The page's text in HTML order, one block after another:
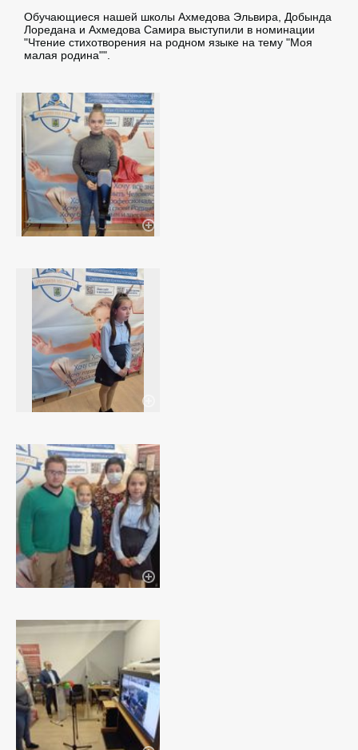
Обучающиеся нашей школы Ахмедова Эльвира, Добында
Лоредана и Ахмедова Самира выступили в номинации
"Чтение стихотворения на родном языке на тему "Моя
малая родина"".